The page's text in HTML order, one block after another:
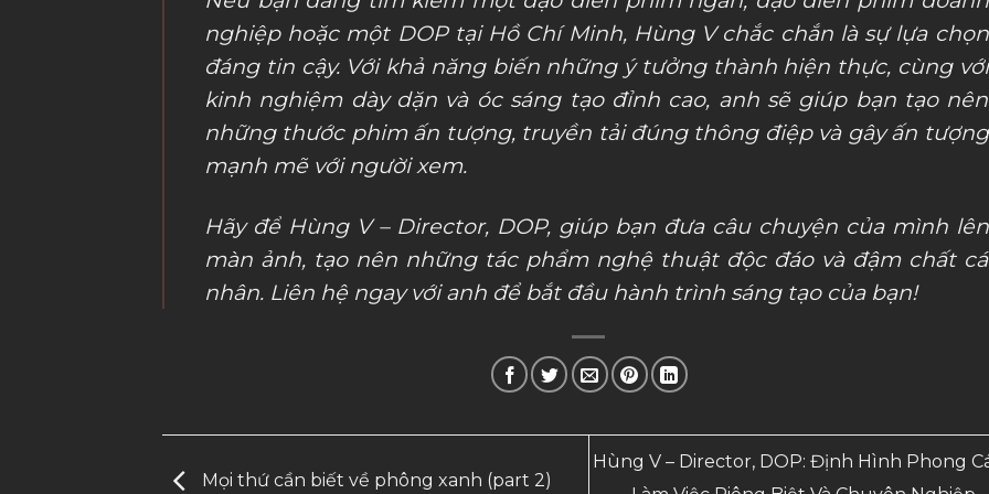
nghiệp hoặc một DOP tại Hồ Chí Minh, Hùng V chắc chắn là sự lựa chọn
đáng tin cậy. Với khả năng biến những ý tưởng thành hiện thực, cùng với
kinh nghiệm dày dặn và óc sáng tạo đỉnh cao, anh sẽ giúp bạn tạo nên
những thước phim ấn tượng, truyền tải đúng thông điệp và gây ấn tượng
mạnh mẽ với người xem.
Hãy để Hùng V – Director, DOP, giúp bạn đưa câu chuyện của mình lên
màn ảnh, tạo nên những tác phẩm nghệ thuật độc đáo và đậm chất cá
nhân. Liên hệ ngay với anh để bắt đầu hành trình sáng tạo của bạn!
Mọi thứ cần biết về phông xanh (part 2)
Hùng V – Director, DOP: Định Hình Phong